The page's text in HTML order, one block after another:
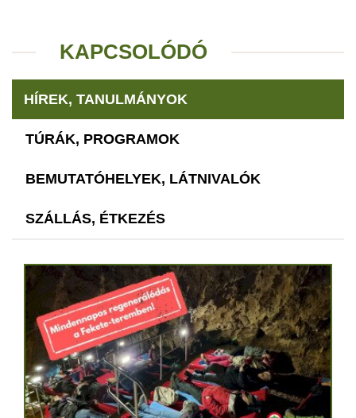
KAPCSOLÓDÓ
HÍREK, TANULMÁNYOK
TÚRÁK, PROGRAMOK
BEMUTATÓHELYEK, LÁTNIVALÓK
SZÁLLÁS, ÉTKEZÉS